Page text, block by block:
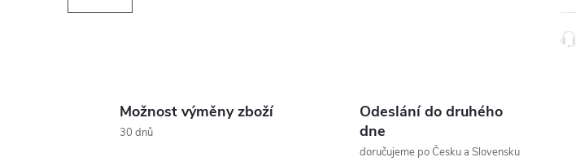
Možnost výměny zboží
30 dnů
Odeslání do druhého
dne
doručujeme po Česku a Slovensku